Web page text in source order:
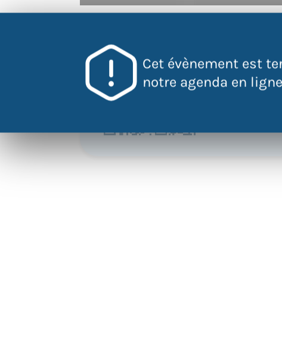
Cet évènement est
notre agenda en
Scannez ce QR
pour accéder à